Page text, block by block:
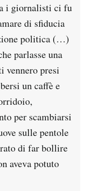
i giornalisti ci fu
di sfiducia
politica (…)
parlasse una
vennero presi
un caffè e
per scambiarsi
sulle pentole
di far bollire
aveva potuto